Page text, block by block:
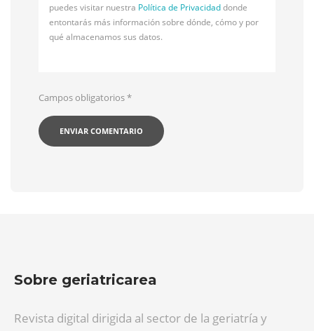
puedes visitar nuestra Política de Privacidaddonde
entontarás más información sobre dónde, cómo y por
qué almacenamos sus datos.
Campos obligatorios*
Sobre geriatricarea
Revista digital dirigida al sector de la geriatría y